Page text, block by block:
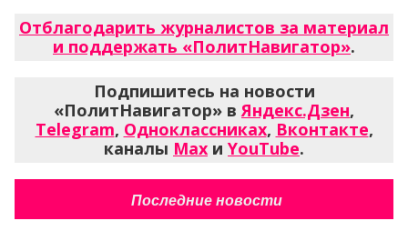
Отблагодарить журналистов за материал
и поддержать «ПолитНавигатор».
Подпишитесь на новости
«ПолитНавигатор» вЯндекс.Дзен,
Telegram, Одноклассниках, Вконтакте,
каналы Max и YouTube.
Последние новости